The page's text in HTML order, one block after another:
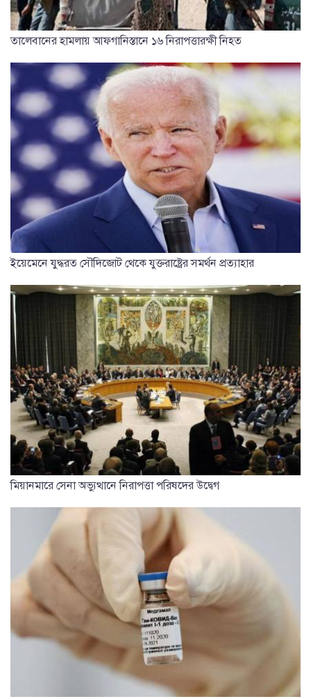
তালেবানের হামলায় আফগানিস্তানে ১৬ নিরাপত্তারক্ষী নিহত
ইয়েমেনে যুদ্ধরত সৌদিজোট থেকে যুক্তরাষ্ট্রের সমর্থন প্রত্যাহার
মিয়ানমারে সেনা অভ্যুত্থানে নিরাপত্তা পরিষদের উদ্বেগ